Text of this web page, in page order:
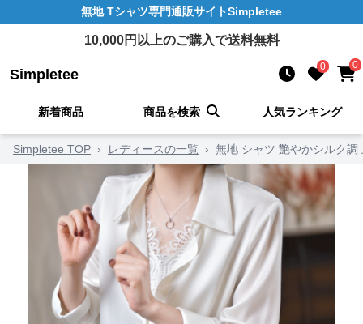
無地 Tシャツ専門通販サイトSimpletee
10,000円以上のご購入で送料無料
Simpletee 0 0
新着商品 商品を検索 人気ランキング
Simpletee TOP › レディースの一覧 › 無地 シャツ 艶やかシルク調